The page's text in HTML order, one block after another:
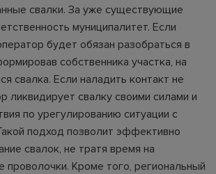
свалки. За уже существующие
муниципалитет. Если
будет обязан разобраться в
собственника участка, на
свалка. Если наладить контакт не
ликвидирует свалку своими силами и
по урегулированию ситуации с
подход позволит эффективно
свалок, не тратя время на
проволочки. Кроме того, региональный